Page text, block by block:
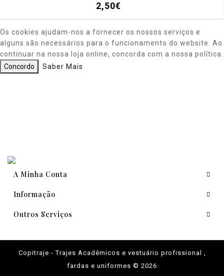
2,50€
Os cookies ajudam-nos a fornecer os nossos serviços e
alguns são necessários para o funcionamento do website. Ao
continuar na nossa loja online, concorda com a nossa política.
Concordo
Saber Mais
A Minha Conta
Informação
Outros Serviços
Copitraje - Trajes Académicos e vestuário profissional ,
fardas e uniformes © 2026